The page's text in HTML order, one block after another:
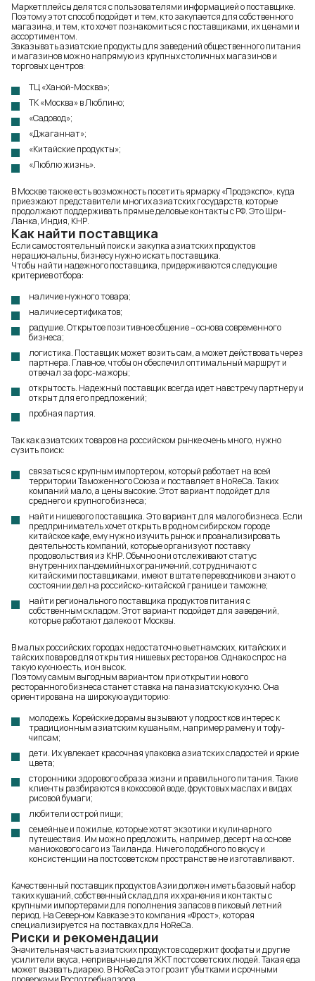
Маркетплейсы делятся с пользователями информацией о поставщике.
Поэтому этот способ подойдет и тем, кто закупается для собственного
магазина, и тем, кто хочет познакомиться с поставщиками, их ценами и
ассортиментом.
Заказывать азиатские продукты длязаведений общественного питания
и магазинов можно напрямую из крупных столичных магазинов и
торговых центров:
ТЦ «Ханой-Москва»;
ТК «Москва» в Люблино;
«Садовод»;
«Джаганнат»;
«Китайские продукты»;
«Люблю жизнь».
В Москве также есть возможность посетить ярмарку «Продэкспо», куда
приезжают представители многих азиатских государств, которые
продолжают поддерживать прямые деловые контакты с РФ. Это Шри-
Ланка, Индия, КНР.
Как найти поставщика
Если самостоятельный поиск и закупка азиатских продуктов
нерациональны, бизнесу нужно искать поставщика.
Чтобы найти надежного поставщика, придерживаются следующие
критериев отбора:
наличие нужного товара;
наличие сертификатов;
радушие. Открытое позитивное общение – основа современного
бизнеса;
логистика. Поставщик может возить сам, а может действовать через
партнера. Главное, чтобы он обеспечил оптимальный маршрут и
отвечал за форс-мажоры;
открытость. Надежный поставщик всегда идет навстречу партнеру и
открыт для его предложений;
пробная партия.
Так как азиатских товаров на российском рынке очень много, нужно
сузить поиск:
связаться с крупным импортером, который работает на всей
территории Таможенного Союза и поставляет в HoReCa. Таких
компаний мало, а цены высокие. Этот вариант подойдет для
среднего и крупного бизнеса;
найти нишевого поставщика. Это вариант для малого бизнеса. Если
предприниматель хочет открыть в родном сибирском городе
китайское кафе, ему нужно изучить рынок и проанализировать
деятельность компаний, которые организуют поставку
продовольствия из КНР. Обычно они отслеживают статус
внутренних пандемийных ограничений, сотрудничают с
китайскими поставщиками, имеют в штате переводчиков и знают о
состоянии дел на российско-китайской границе и таможне;
найти регионального поставщика продуктов питания с
собственным складом. Этот вариант подойдет для заведений,
которые работают далеко от Москвы.
В малых российских городах недостаточно вьетнамских, китайских и
тайских поваров для открытия нишевых ресторанов. Однако спрос на
такую кухню есть, и он высок.
Поэтому самым выгодным вариантом при открытии нового
ресторанного бизнеса станет ставка на паназиатскую кухню. Она
ориентирована на широкую аудиторию:
молодежь. Корейские дорамы вызывают у подростков интерес к
традиционным азиатским кушаньям, например рамену и тофу-
чипсам;
дети. Их увлекает красочная упаковка азиатских сладостей и яркие
цвета;
сторонники здорового образа жизни и правильного питания. Такие
клиенты разбираются в кокосовой воде, фруктовых маслах и видах
рисовой бумаги;
любители острой пищи;
семейные и пожилые, которые хотят экзотики и кулинарного
путешествия. Им можно предложить, например,десертна основе
маниокового саго из Таиланда. Ничего подобного по вкусу и
консистенции на постсоветском пространстве не изготавливают.
Качественный поставщик продуктов Азии должен иметь базовый набор
таких кушаний, собственный склад для их хранения и контакты с
крупными импортерами для пополнения запасов в пиковый летний
период. На Северном Кавказе это компания «Фрост», которая
специализируется на поставках для HoReCa.
Риски и рекомендации
Значительная часть азиатских продуктов содержит фосфаты и другие
усилители вкуса, непривычные для ЖКТ постсоветских людей. Такая еда
может вызвать диарею. В HoReCa это грозит убытками и срочными